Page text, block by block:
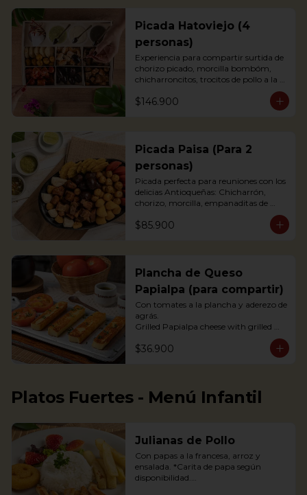
Picada Hatoviejo (4
personas)
Experiencia para compartir surtida de
chorizo picado, morcilla bombóm,
chicharroncitos, trocitos de pollo a la
plancha, trocitos de carne de cerdo a la
plancha, trocitos de carne de res a la
$146.900
Picada Paisa (Para 2
personas)
Picada perfecta para reuniones con los
delicias Antioqueñas: Chicharrón,
chorizo, morcilla, empanaditas de
acompañada de arepas, limón y
$85.900
Plancha de Queso
Papialpa (para compartir)
Con tomates a la plancha y aderezo de
agrás.
Grilled Papialpa cheese with grilled
$36.900
Platos Fuertes - Menú Infantil
Julianas de Pollo
Con papas a la francesa, arroz y
ensalada. *Carita de papa según
disponibilidad.